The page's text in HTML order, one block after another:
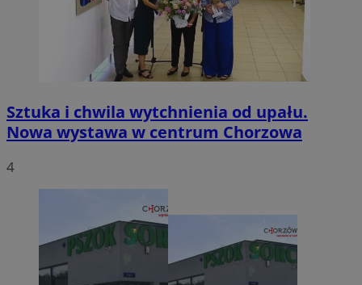
Sztuka i chwila wytchnienia od upału.
Nowa wystawa w centrum Chorzowa
4